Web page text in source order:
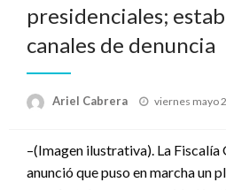
presidenciales;
canales de denuncia
Ariel Cabrera
Publicado
viernes mayo
–(Imagen ilustrativa). La Fiscalía
anunció que puso en marcha un